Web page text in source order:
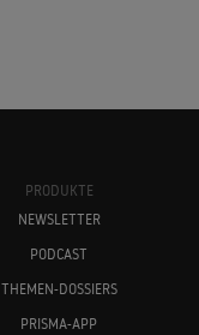
PRODUKTE
NEWSLETTER
PODCAST
THEMEN-DOSSIERS
PRISMA-APP